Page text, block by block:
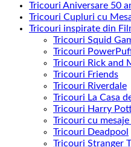
Tricouri Aniversare 50
Tricouri Cupluri cu
Tricouri inspirate din
Tricouri Squid
Tricouri
Tricouri Rick and
Tricouri Friends
Tricouri Riverdale
Tricouri La Casa
Tricouri Harry
Tricouri cu
Tricouri Deadpool
Tricouri Stranger